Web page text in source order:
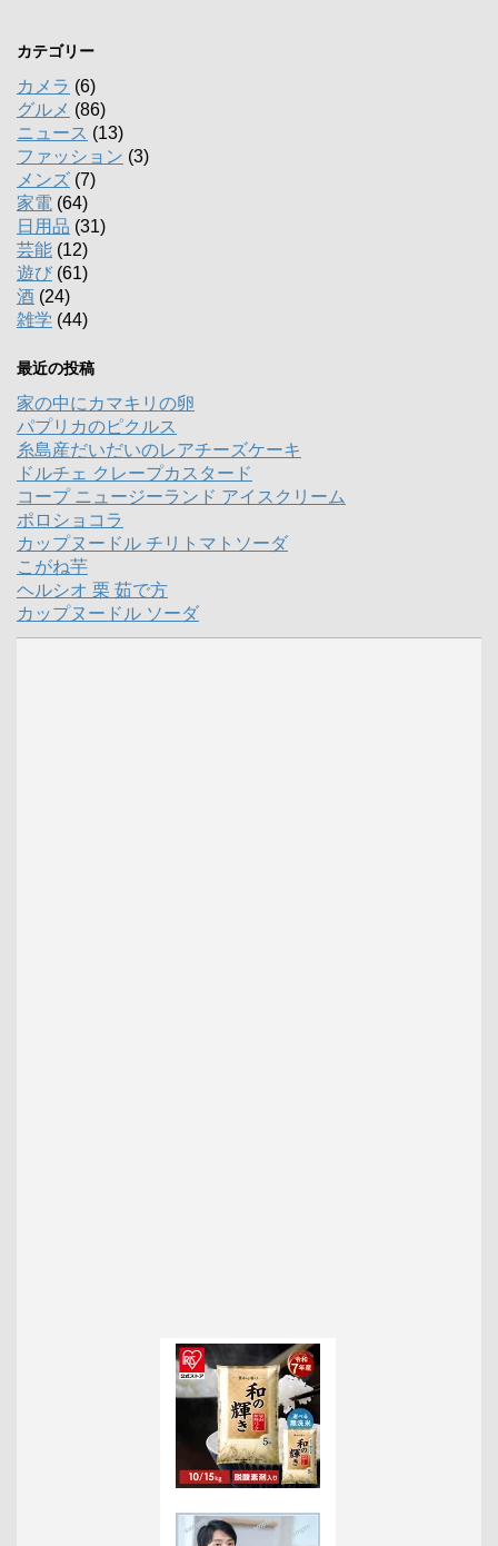
カテゴリー
カメラ (6)
グルメ (86)
ニュース (13)
ファッション (3)
メンズ (7)
家電 (64)
日用品 (31)
芸能 (12)
遊び (61)
酒 (24)
雑学 (44)
最近の投稿
家の中にカマキリの卵
パプリカのピクルス
糸島産だいだいのレアチーズケーキ
ドルチェ クレープカスタード
コープ ニュージーランド アイスクリーム
ポロショコラ
カップヌードル チリトマトソーダ
こがね芋
ヘルシオ 栗 茹で方
カップヌードル ソーダ